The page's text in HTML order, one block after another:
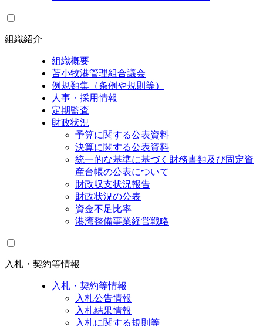
組織紹介
組織概要
苫小牧港管理組合議会
例規類集（条例や規則等）
人事・採用情報
定期監査
財政状況
予算に関する公表資料
決算に関する公表資料
統一的な基準に基づく財務書類及び固定資
産台帳の公表について
財政収支状況報告
財政状況の公表
資金不足比率
港湾整備事業経営戦略
入札・契約等情報
入札・契約等情報
入札公告情報
入札結果情報
入札に関する規則等